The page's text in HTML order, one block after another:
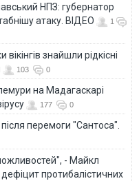
НПЗ: губернатор
атаку. ВІДЕО
1
знайшли рідкісні
103 0
на Мадагаскарі
177 0
перемоги "Сантоса".
- Майкл
протибалістичних